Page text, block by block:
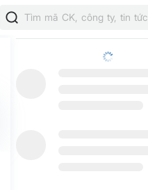
Tìm mã CK, công ty, tin tức